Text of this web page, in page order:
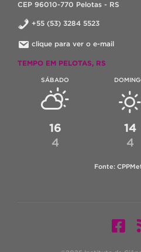
CEP 96010-770 Pelotas - RS
+55 (53) 3284 5523
clique para ver o e-mail
TEMPO EM PELOTAS, RS
SÁBADO
16
4
14
4
Fonte: